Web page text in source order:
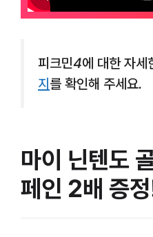
피크민4에 대한 자세
지 를 확인해 주세요.
마이 닌텐도
페인 2배 증